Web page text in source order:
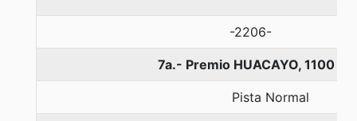
-2206-
7a.- Premio HUACAYO, 1100
Pista Normal